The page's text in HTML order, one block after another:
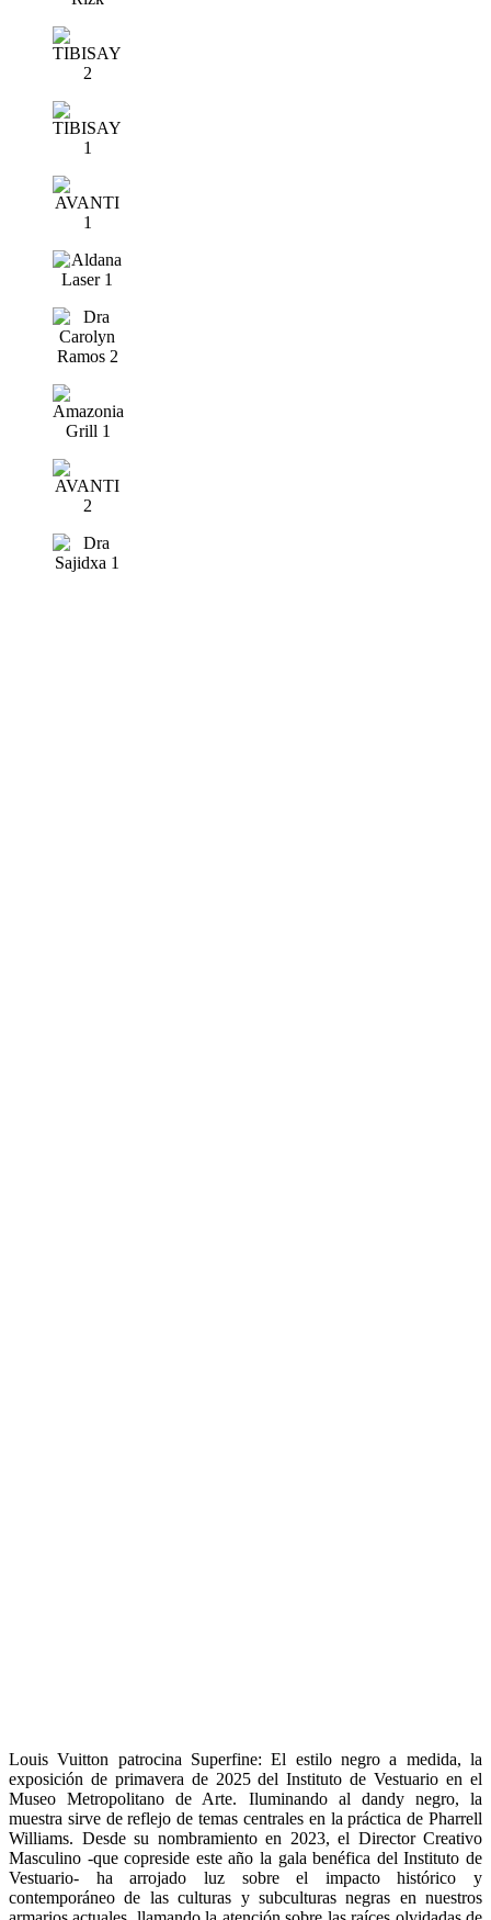
Louis Vuitton patrocina Superfine: El estilo negro a medida, la
exposición de primavera de 2025 del Instituto de Vestuario en el
Museo Metropolitano de Arte. Iluminando al dandy negro, la
muestra sirve de reflejo de temas centrales en la práctica de Pharrell
Williams. Desde su nombramiento en 2023, el Director Creativo
Masculino -que copreside este año la gala benéfica del Instituto de
Vestuario- ha arrojado luz sobre el impacto histórico y
contemporáneo de las culturas y subculturas negras en nuestros